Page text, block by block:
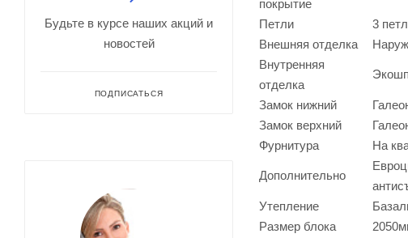
покрытие
Петли
3
Внешняя отделка
Внутренняя
отделка
Замок нижний
Замок верхний
Фурнитура
На
Дополнительно
Утепление
Размер блока
Будьте в курсе наших акций и
новостей
ПОДПИСАТЬСЯ